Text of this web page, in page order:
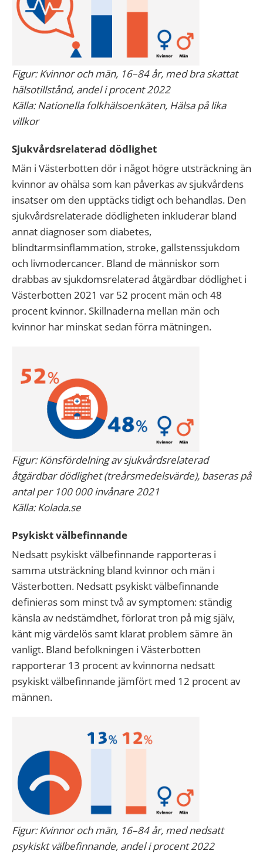
Figur: Kvinnor och män, 16–84 år, med bra skattat
hälsotillstånd, andel i procent 2022
Källa: Nationella folkhälsoenkäten, Hälsa på lika
villkor
Sjukvårdsrelaterad dödlighet
Män i Västerbotten dör i något högre utsträckning än
kvinnor av ohälsa som kan påverkas av sjukvårdens
insatser om den upptäcks tidigt och behandlas. Den
sjukvårdsrelaterade dödligheten inkluderar bland
annat diagnoser som diabetes,
blindtarmsinflammation, stroke, gallstenssjukdom
och livmodercancer. Bland de människor som
drabbas av sjukdomsrelaterad åtgärdbar dödlighet i
Västerbotten 2021 var 52 procent män och 48
procent kvinnor. Skillnaderna mellan män och
kvinnor har minskat sedan förra mätningen.
Figur: Könsfördelning av sjukvårdsrelaterad
åtgärdbar dödlighet (treårsmedelsvärde), baseras på
antal per 100 000 invånare 2021
Källa: Kolada.se
Psykiskt välbefinnande
Nedsatt psykiskt välbefinnande rapporteras i
samma utsträckning bland kvinnor och män i
Västerbotten. Nedsatt psykiskt välbefinnande
definieras som minst två av symptomen: ständig
känsla av nedstämdhet, förlorat tron på mig själv,
känt mig värdelös samt klarat problem sämre än
vanligt. Bland befolkningen i Västerbotten
rapporterar 13 procent av kvinnorna nedsatt
psykiskt välbefinnande jämfört med 12 procent av
männen.
Figur: Kvinnor och män, 16–84 år, med nedsatt
psykiskt välbefinnande, andel i procent 2022